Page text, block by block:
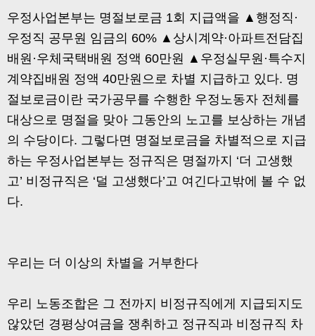
우정사업본부는 명절보로금 1회 지급액을 ▲행정직·
우정직 공무원 임금의 60% ▲상시계약·아파트전담집
배원·우체국택배원 정액 60만원 ▲우정실무원·특수지
계약집배원 정액 40만원으로 차별 지급하고 있다. 명
절보로금이란 국가공무를 수행한 우정노동자 전체를
대상으로 명절을 맞아 그동안의 노고를 보상하는 개념
의 수당이다. 그렇다면 명절보로금을 차별적으로 지급
하는 우정사업본부는 정규직은 명절까지 ‘더 고생했
고’ 비정규직은 ‘덜 고생했다’고 여긴다고밖에 볼 수 없
다.
우리는 더 이상의 차별을 거부한다
우리 노동조합은 그 전까지 비정규직에게 지급되지도
않았던 경평상여금을 쟁취하고 정규직과 비정규직 차